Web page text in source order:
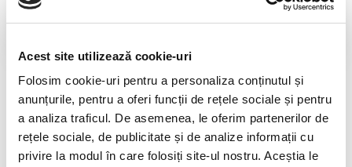
Acest site utilizează cookie-uri
Folosim cookie-uri pentru a personaliza conținutul și
anunțurile, pentru a oferi funcții de rețele sociale și pentru
a analiza traficul. De asemenea, le oferim partenerilor de
rețele sociale, de publicitate și de analize informații cu
privire la modul în care folosiți site-ul nostru. Aceștia le
pentru toate produsele
DESCRIERE PRODUS
Shungit Elite (shungite, Sungit)
Origine : Rusia, regiunea Karelia